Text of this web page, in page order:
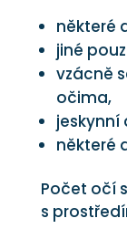
některé
jiné
vzácně
očima,
jeskynní
některé
Počet očí
s